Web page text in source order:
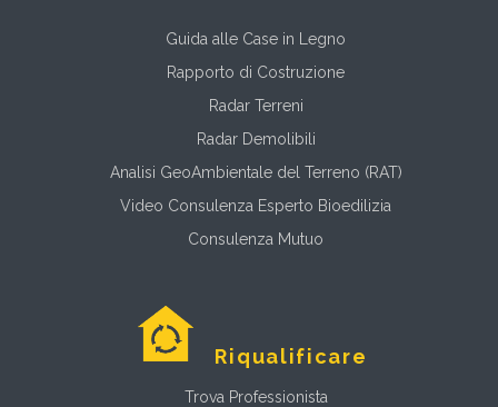
Guida alle Case in Legno
Rapporto di Costruzione
Radar Terreni
Radar Demolibili
Analisi GeoAmbientale del Terreno (RAT)
Video Consulenza Esperto Bioedilizia
Consulenza Mutuo
Riqualificare
Trova Professionista